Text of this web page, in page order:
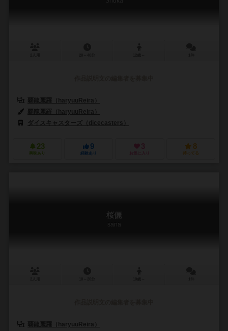
覇龍麗羅（haryuuReira）
覇龍麗羅（haryuuReira）
ダイスキャスターズ（dicecasters）
23
興味あり
9
経験あり
3
お気に入り
8
持ってる
桜儷
sana
覇龍麗羅（haryuuReira）